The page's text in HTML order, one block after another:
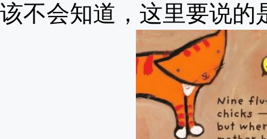
该不会知道，这里要说的